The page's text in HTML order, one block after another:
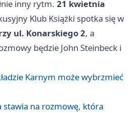
inny rytm. 21 kwietnia
Klub Książki spotka się w
ul. Konarskiego 2, a
będzie John Steinbeck i
Karnym może wybrzmieć
stawia na rozmowę, która